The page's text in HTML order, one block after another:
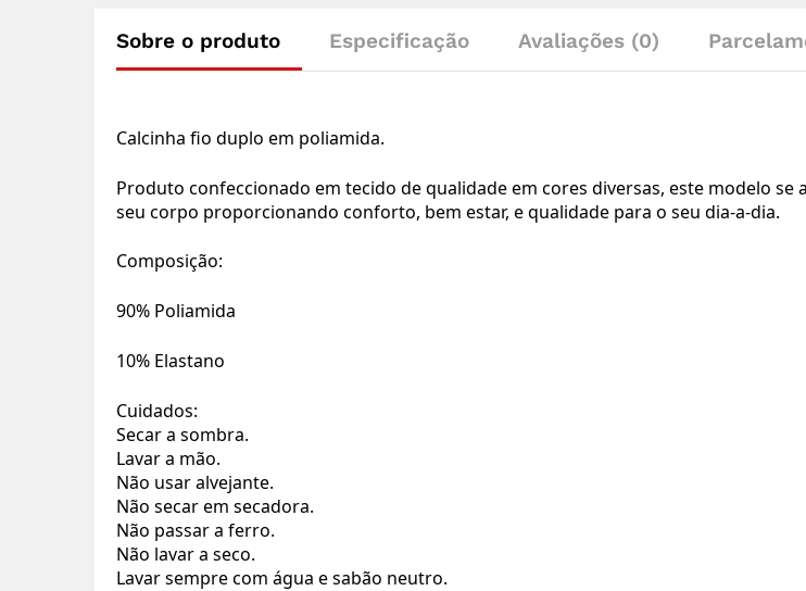
Sobre o produto Especificação Avaliações (0)
Calcinha fio duplo em poliamida.
Produto confeccionado em tecido de qualidade em cores diversas, este modelo se
seu corpo proporcionando conforto, bem estar, e qualidade para o seu dia-a-dia.
Composição:
90% Poliamida
10% Elastano
Cuidados:
Secar a sombra.
Lavar a mão.
Não usar alvejante.
Não secar em secadora.
Não passar a ferro.
Não lavar a seco.
Lavar sempre com água e sabão neutro.